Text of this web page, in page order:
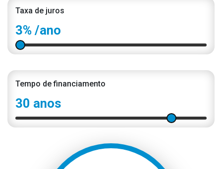
Taxa de juros
3% /ano
Tempo de financiamento
30 anos